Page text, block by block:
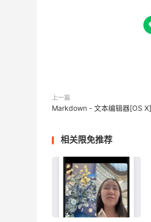
上一篇
Markdown - 文本编辑器[OS X]
相关限免推荐